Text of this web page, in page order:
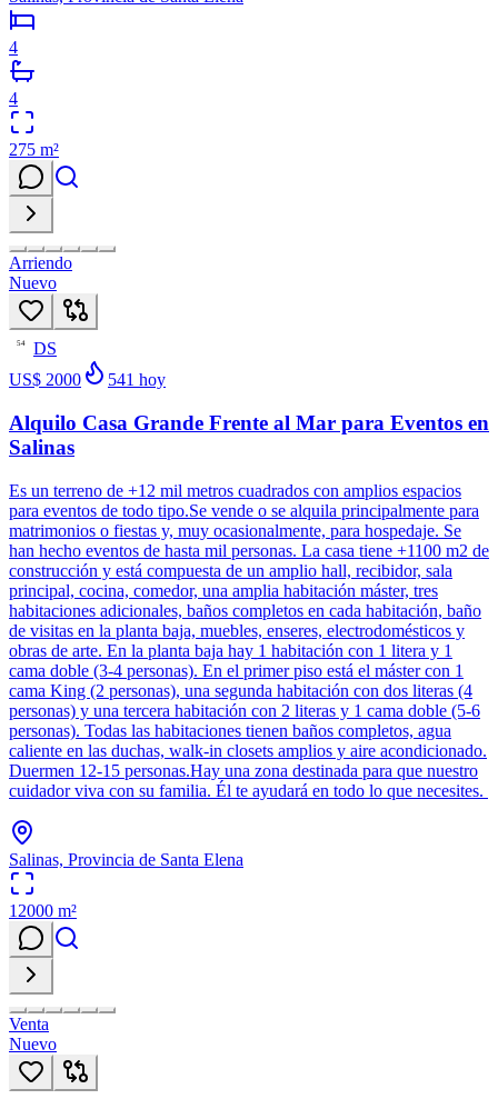
4
4
275 m²
Arriendo
Nuevo
54
DS
US$ 2000
541 hoy
Alquilo Casa Grande Frente al Mar para Eventos en
Salinas
Es un terreno de +12 mil metros cuadrados con amplios espacios
para eventos de todo tipo.Se vende o se alquila principalmente para
matrimonios o fiestas y, muy ocasionalmente, para hospedaje. Se
han hecho eventos de hasta mil personas. La casa tiene +1100 m2 de
construcción y está compuesta de un amplio hall, recibidor, sala
principal, cocina, comedor, una amplia habitación máster, tres
habitaciones adicionales, baños completos en cada habitación, baño
de visitas en la planta baja, muebles, enseres, electrodomésticos y
obras de arte. En la planta baja hay 1 habitación con 1 litera y 1
cama doble (3-4 personas). En el primer piso está el máster con 1
cama King (2 personas), una segunda habitación con dos literas (4
personas) y una tercera habitación con 2 literas y 1 cama doble (5-6
personas). Todas las habitaciones tienen baños completos, agua
caliente en las duchas, walk-in closets amplios y aire acondicionado.
Duermen 12-15 personas.Hay una zona destinada para que nuestro
cuidador viva con su familia. Él te ayudará en todo lo que necesites.
Salinas, Provincia de Santa Elena
12000 m²
Venta
Nuevo